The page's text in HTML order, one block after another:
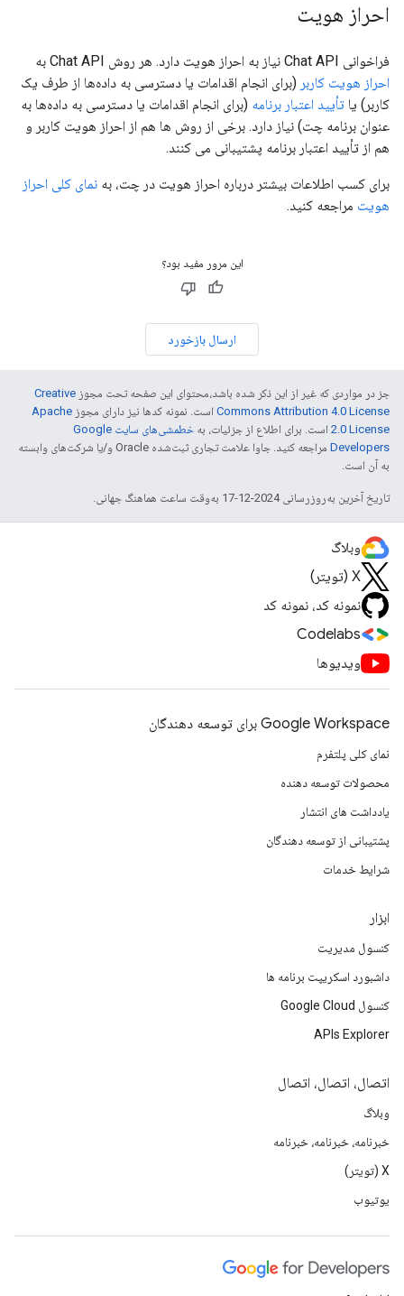
احراز هویت
فراخوانی Chat API نیاز به احراز هویت دارد. هر روش Chat API به
احراز هویت کاربر (برای انجام اقدامات یا دسترسی به داده‌ها از طرف یک
کاربر) یا تأیید اعتبار برنامه (برای انجام اقدامات یا دسترسی به داده‌ها به
عنوان برنامه چت) نیاز دارد. برخی از روش ها هم از احراز هویت کاربر و
هم از تأیید اعتبار برنامه پشتیبانی می کنند.
برای کسب اطلاعات بیشتر درباره احراز هویت در چت، به نمای کلی احراز
هویت مراجعه کنید.
این مرور مفید بود؟
ارسال بازخورد
جز در مواردی که غیر از این ذکر شده باشد،‌محتوای این صفحه تحت مجوز Creative
Commons Attribution 4.0 License است. نمونه کدها نیز دارای مجوز Apache
2.0 License است. برای اطلاع از جزئیات، به
خطمشی‌های سایت Google
Developers‏
مراجعه کنید. جاوا علامت تجاری ثبت‌شده Oracle و/یا شرکت‌های وابسته
به آن است.
تاریخ آخرین به‌روزرسانی 2024-12-17 به‌وقت ساعت هماهنگ جهانی.
وبلاگ
X (تویتر)
نمونه کد، نمونه کد
Codelabs
ویدیوها
Google Workspace برای توسعه دهندگان
نمای کلی پلتفرم
محصولات توسعه دهنده
یادداشت های انتشار
پشتیبانی از توسعه دهندگان
شرایط خدمات
ابزار
کنسول مدیریت
داشبورد اسکریپت برنامه ها
کنسول Google Cloud
APIs Explorer
اتصال، اتصال، اتصال
وبلاگ
خبرنامه، خبرنامه، خبرنامه
X (تویتر)
یوتیوب